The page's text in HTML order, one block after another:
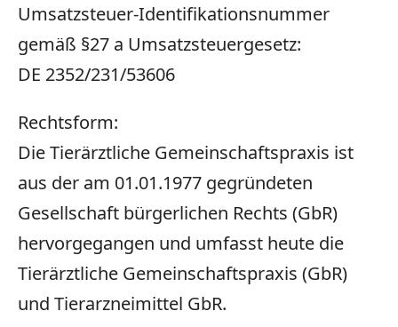
Umsatzsteuer-Identifikationsnummer
gemäß §27 a Umsatzsteuergesetz:
DE 2352/231/53606
Rechtsform:
Die Tierärztliche Gemeinschaftspraxis ist
aus der am 01.01.1977 gegründeten
Gesellschaft bürgerlichen Rechts (GbR)
hervorgegangen und umfasst heute die
Tierärztliche Gemeinschaftspraxis (GbR)
und Tierarzneimittel GbR.